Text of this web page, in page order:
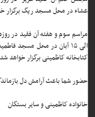
عشاء در محل مسجد ریگ برگزار
الی ۱۵ آبان در محل مسجد
کتابخانه کاظمینی برگزار خواهد شد .
حضور شما باعث آرامش دل
خانواده کاظمینی و ساير بستگان